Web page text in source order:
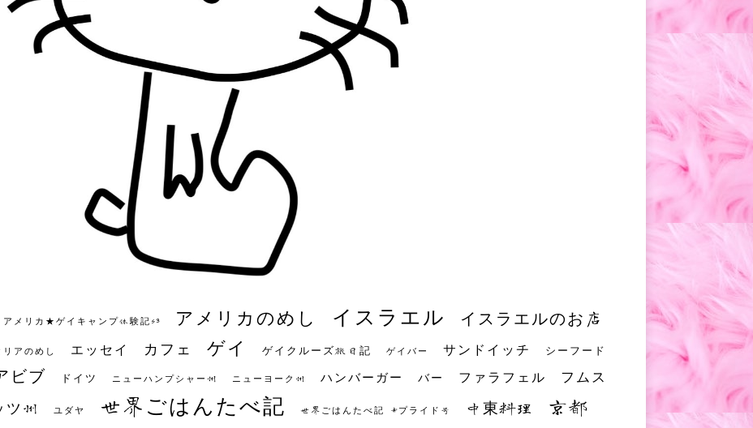
アメリカ★ゲイキャンプ体験記S3 アメリカのめし イスラエル イスラエルのお店
リアのめし エッセイ カフェ ゲイ ゲイクルーズ旅日記 ゲイバー サンドイッチ シーフード
ビブ ドイツ ニューハンプシャー州 ニューヨーク州 ハンバーガー バー ファラフェル フムス
ツ州 ユダヤ 世界ごはんたべ記 世界ごはんたべ記 #プライド号 中東料理 京都